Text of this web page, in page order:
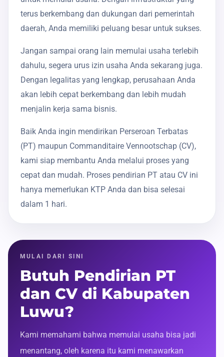
terus berkembang dan dukungan dari pemerintah
daerah, Anda memiliki peluang besar untuk sukses.
Jangan sampai orang lain memulai usaha terlebih
dahulu, segera urus izin usaha Anda sekarang juga.
Dengan legalitas yang lengkap, perusahaan Anda
akan lebih cepat berkembang dan lebih mudah
menjalin kerja sama bisnis.
Baik Anda ingin mendirikan Perseroan Terbatas
(PT) maupun Commanditaire Vennootschap (CV),
kami siap membantu Anda melalui proses yang
cepat dan mudah. Proses pendirian PT atau CV ini
hanya memerlukan KTP Anda dan bisa selesai
dalam 1 hari.
MULAI DARI SINI
Butuh Pendirian PT
dan CV di Kabupaten
Luwu?
Kami memahami bahwa memulai usaha bisa jadi
menantang, oleh karena itu kami menawarkan